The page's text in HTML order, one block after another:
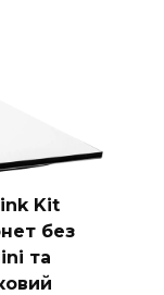
Kit
без
та